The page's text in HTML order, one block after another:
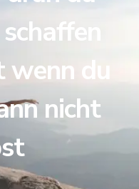
du
nicht